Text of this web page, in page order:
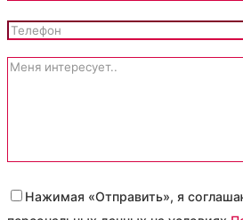
Нажимая «Отправить», я